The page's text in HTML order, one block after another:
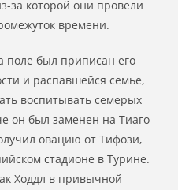
за которой они провели
времени.
поле был приписан его
и распавшейся семье,
воспитывать семерых
он был заменен на Тиаго
овацию от Тифози,
стадионе в Турине.
Ходдл в привычной